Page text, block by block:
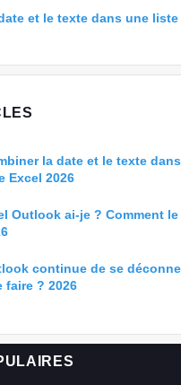
et le texte dans une liste
la date et le texte
Excel 2026
Outlook ai-je ? Comment
continue de se
faire ? 2026